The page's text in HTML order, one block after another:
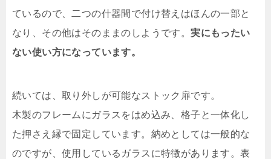
ているので、二つの什器間で付け替えはほんの一部と
なり、その他はそのままのしようです。実にもったい
ない使い方になっています。
続いては、取り外しが可能なストック扉です。
木製のフレームにガラスをはめ込み、格子と一体化し
た押さえ縁で固定しています。納めとしては一般的な
のですが、使用しているガラスに特徴があります。表